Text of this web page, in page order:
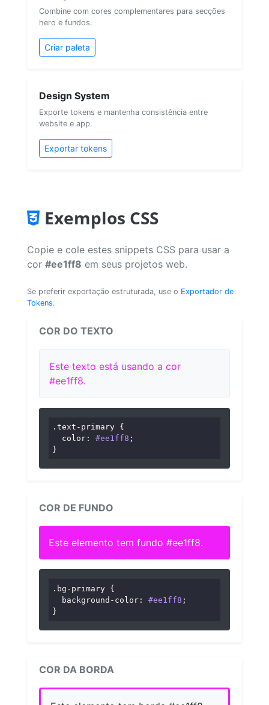
Combine com cores complementares para secções
hero e fundos.
Criar paleta
Design System
Exporte tokens e mantenha consistência entre
website e app.
Exportar tokens
Exemplos CSS
Copie e cole estes snippets CSS para usar a
cor #ee1ff8 em seus projetos web.
Se preferir exportação estruturada, use o Exportador de
Tokens.
COR DO TEXTO
Este texto está usando a cor
#ee1ff8.
.text-primary {
color : #ee1ff8 ;
}
COR DE FUNDO
Este elemento tem fundo #ee1ff8.
.bg-primary {
background-color : #ee1ff8 ;
}
COR DA BORDA